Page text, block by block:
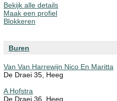
Bekijk alle details
Maak een profiel
Blokkeren
Buren
Van Van Harrewijn Nico En Maritta
De Draei 35, Heeg
A Hofstra
De Draei 36, Heeg